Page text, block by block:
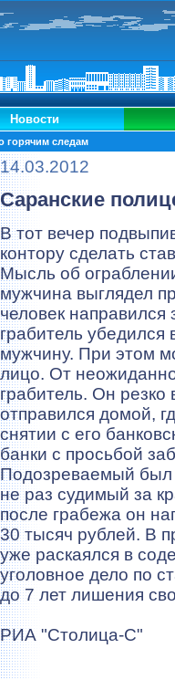
Новости
горячим следам
14.03.2012
Саранские
В тот вечер
контору сделать
Мысль об
мужчина выглядел
человек
грабитель убедился
мужчину. При этом
лицо. От
грабитель. Он
отправился домой,
снятии с его
банки с просьбой
Подозреваемый был
не раз судимый за
после грабежа он
30 тысяч рублей. В
уже раскаялся в
уголовное дело по
до 7 лет лишения
РИА "Столица-С"